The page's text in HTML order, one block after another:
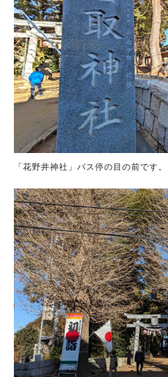
「花野井神社」バス停の目の前です。